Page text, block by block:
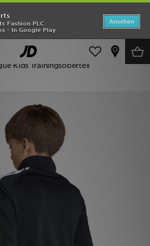
Fashion PLC
- In Google Play
Ansehen
Jugendliche (8-15 Jahre)
Kids Trainingsoberteil